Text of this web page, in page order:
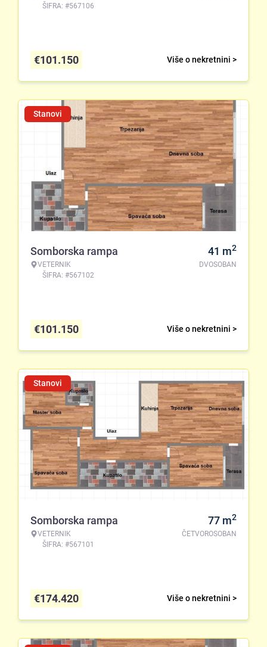
ŠIFRA: #567106
Više o nekretnini >
€101.150
Stanovi
Somborska rampa
VETERNIK
ŠIFRA: #567102
41 m2
DVOSOBAN
Više o nekretnini >
€101.150
Stanovi
Somborska rampa
VETERNIK
ŠIFRA: #567101
77 m2
ČETVOROSOBAN
Više o nekretnini >
€174.420